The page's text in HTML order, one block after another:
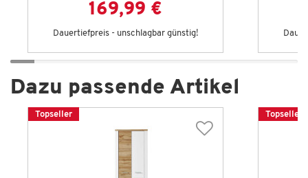
169,99 €
Dauertiefpreis - unschlagbar günstig!
Dazu passende Artikel
Topseller Topseller